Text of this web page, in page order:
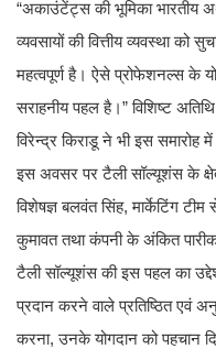
“अकाउंटेंट्स की भूमिका भारतीय
व्यवसायों की वित्तीय व्यवस्था को
महत्वपूर्ण है। ऐसे प्रोफेशनल्स के
सराहनीय पहल है।” विशिष्ट
विरेन्द्र किराडू ने भी इस समारोह
इस अवसर पर टैली सॉल्यूशंस के
विशेषज्ञ बलवंत सिंह, मार्केटिंग
कुमावत तथा कंपनी के अंकित
टैली सॉल्यूशंस की इस पहल का
प्रदान करने वाले प्रतिष्ठित एवं
करना, उनके योगदान को पहचान